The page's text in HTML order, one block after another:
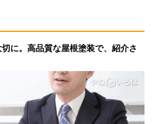
に。高品質な屋根塗装で、紹介さ